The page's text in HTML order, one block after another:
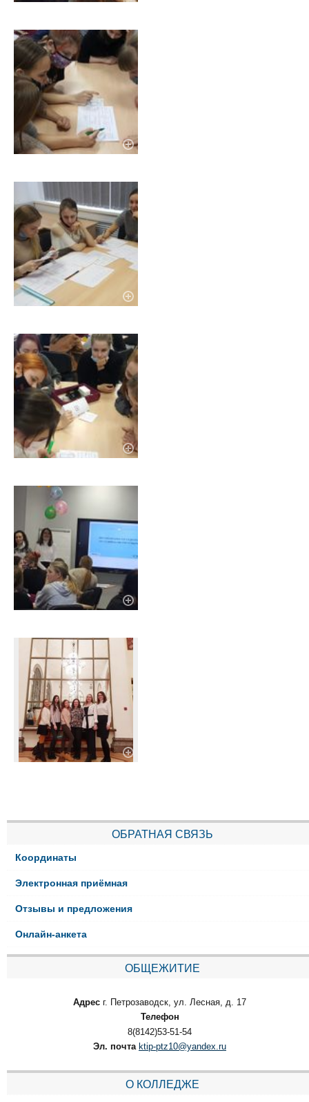
ОБРАТНАЯ СВЯЗЬ
Координаты
Электронная приёмная
Отзывы и предложения
Онлайн-анкета
ОБЩЕЖИТИЕ
Адрес г. Петрозаводск, ул. Лесная, д. 17
Телефон
8(8142)53-51-54
Эл. почта ktip-ptz10@yandex.ru
О КОЛЛЕДЖЕ